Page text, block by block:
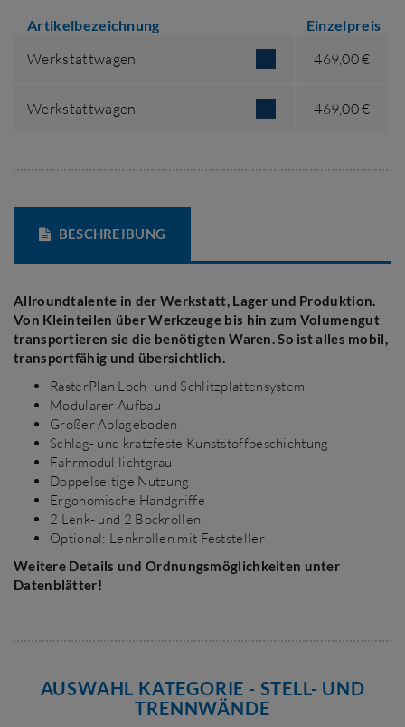
Artikelbezeichnung Einzelpreis
Werkstattwagen 469,00 €
Werkstattwagen 469,00 €
BESCHREIBUNG
Allroundtalente in der Werkstatt, Lager und Produktion.
Von Kleinteilen über Werkzeuge bis hin zum Volumengut
transportieren sie die benötigten Waren. So ist alles mobil,
transportfähig und übersichtlich.
RasterPlan Loch- und Schlitzplattensystem
Modularer Aufbau
Großer Ablageboden
Schlag- und kratzfeste Kunststoffbeschichtung
Fahrmodul lichtgrau
Doppelseitige Nutzung
Ergonomische Handgriffe
2 Lenk- und 2 Bockrollen
Optional: Lenkrollen mit Feststeller
Weitere Details und Ordnungsmöglichkeiten unter
Datenblätter!
AUSWAHL KATEGORIE - STELL- UND
TRENNWÄNDE